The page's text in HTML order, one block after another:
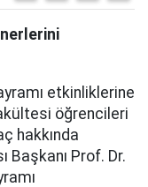
etkinliklerine
öğrencileri
hakkında
Başkanı Prof. Dr.